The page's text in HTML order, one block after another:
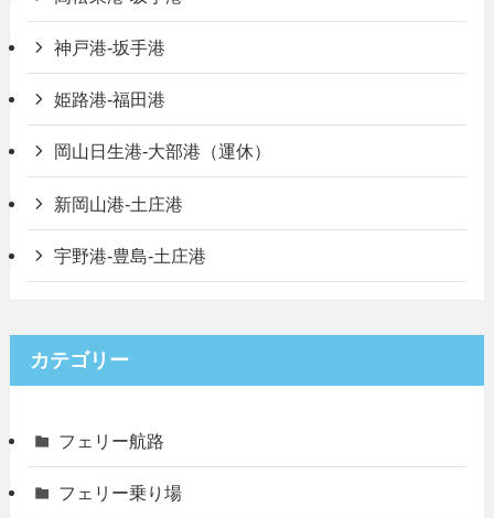
神戸港-坂手港
姫路港-福田港
岡山日生港-大部港（運休）
新岡山港-土庄港
宇野港-豊島-土庄港
カテゴリー
フェリー航路
フェリー乗り場